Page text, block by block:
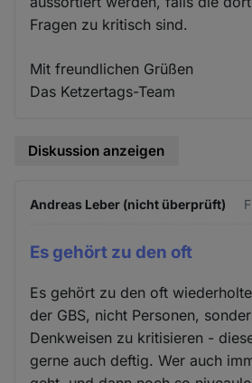
Fragen zu kritisch sind.
Mit freundlichen Grüßen
Das Ketzertags-Team
Diskussion anzeigen
Andreas Leber (nicht überprüft)
Es gehört zu den oft
Es gehört zu den oft
der GBS, nicht Personen,
Denkweisen zu kritisieren -
gerne auch deftig. Wer auch